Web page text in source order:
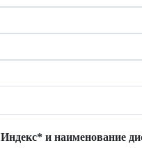
Индекс* и наименование